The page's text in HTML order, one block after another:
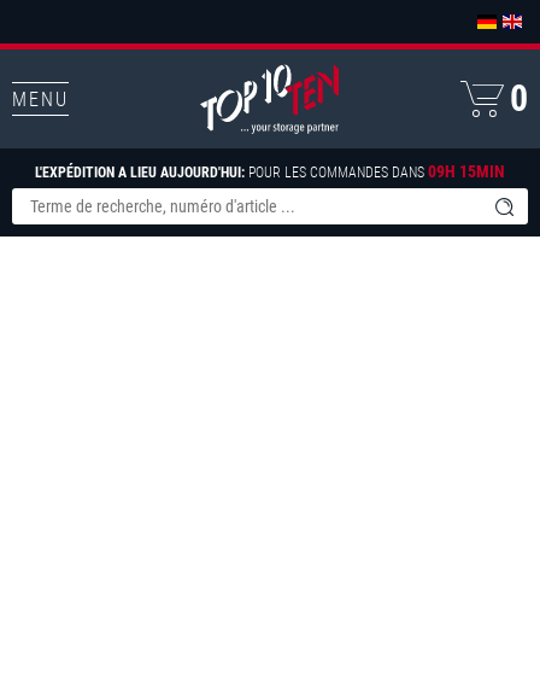
MENU
L'EXPÉDITION A LIEU AUJOURD'HUI: POUR LES COMMANDES DANS 09H 15MIN
0